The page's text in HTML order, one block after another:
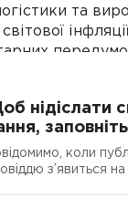
та
цей процес
урахуванням
прогнозі
винятковому
нідіслати
коли
з’явиться на